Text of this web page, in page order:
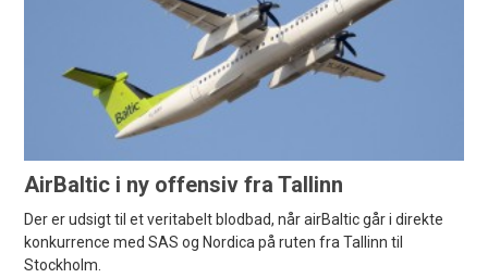
AirBaltic i ny offensiv fra Tallinn
Der er udsigt til et veritabelt blodbad, når airBaltic går i direkte
konkurrence med SAS og Nordica på ruten fra Tallinn til
Stockholm.